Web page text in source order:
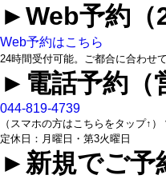
►︎Web予約（
Web予約はこちら
24時間受付可能。ご都合に合わせ
►︎電話予約（
044-819-4739
（スマホの方はこちらをタップ↑）
定休日：月曜日・第3火曜日
►︎新規でご予